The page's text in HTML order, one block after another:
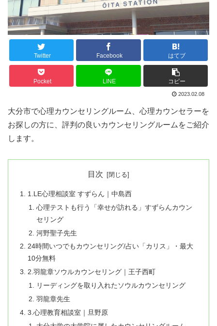
Twitter Facebook はてブ
Pocket LINE コピー
2023.02.08
大分市で心理カウンセリングルーム、心理カウンセラーを
お探しの方に、評判の良いカウンセリングルームをご紹介
します。
目次
1.LE心理相談室 すずらん｜中島西
心理テストも行う「幸せが訪れる」すずらんカウン
セリング
河野聖子先生
24時間いつでもカウンセリング/占い「カリス」・最大
10分無料
2.羽龍章ソウルカウンセリング｜王子西町
リーディングを取り入れたソウルカウンセリング
羽龍章先生
3.心理教育相談室｜旦野原